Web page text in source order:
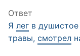
Ответ
Я лег в душистое
травы, смотрел